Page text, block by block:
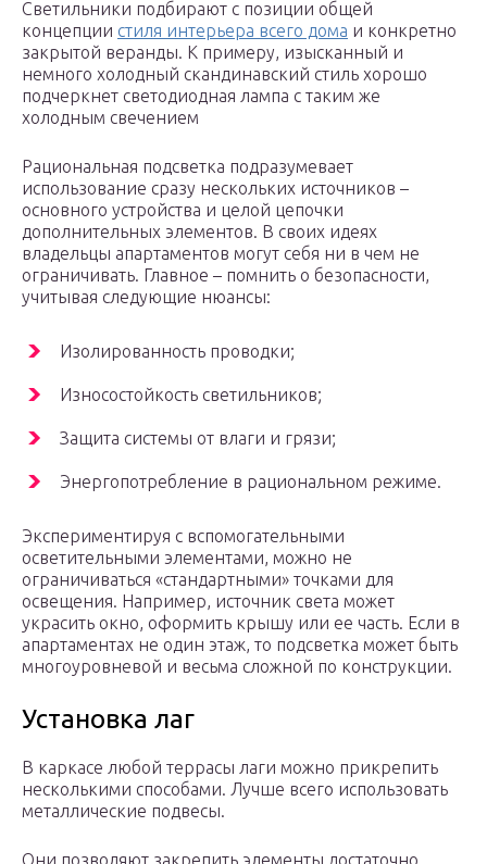
Светильники подбирают с позиции общей
концепции стиля интерьера всего дома и конкретно
закрытой веранды. К примеру, изысканный и
немного холодный скандинавский стиль хорошо
подчеркнет светодиодная лампа с таким же
холодным свечением
Рациональная подсветка подразумевает
использование сразу нескольких источников –
основного устройства и целой цепочки
дополнительных элементов. В своих идеях
владельцы апартаментов могут себя ни в чем не
ограничивать. Главное – помнить о безопасности,
учитывая следующие нюансы:
Изолированность проводки;
Износостойкость светильников;
Защита системы от влаги и грязи;
Энергопотребление в рациональном режиме.
Экспериментируя с вспомогательными
осветительными элементами, можно не
ограничиваться «стандартными» точками для
освещения. Например, источник света может
украсить окно, оформить крышу или ее часть. Если в
апартаментах не один этаж, то подсветка может быть
многоуровневой и весьма сложной по конструкции.
Установка лаг
В каркасе любой террасы лаги можно прикрепить
несколькими способами. Лучше всего использовать
металлические подвесы.
Они позволяют закрепить элементы достаточно